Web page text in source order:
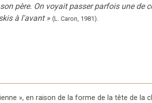
père. On voyait passer parfois une de
à l'avant » (L. Caron, 1981).
», en raison de la forme de la tête de la